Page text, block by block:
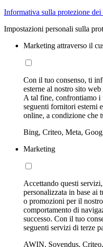
Informativa sulla protezione dei
Impostazioni personali sulla
Marketing attraverso il
Con il tuo consenso, ti
esterne al nostro sito
A tal fine, confrontiamo i
seguenti fornitori esterni
online, a condizione che
Bing, Criteo, Meta,
Marketing
Accettando questi
personalizzata in base ai
o promozioni per il
comportamento di
successo. Con il tuo
seguenti servizi di terze
AWIN, Sovendus,